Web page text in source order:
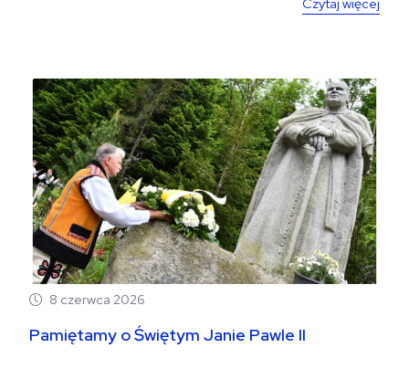
8 czerwca 2026
Pamiętamy o Świętym Janie Pawle II